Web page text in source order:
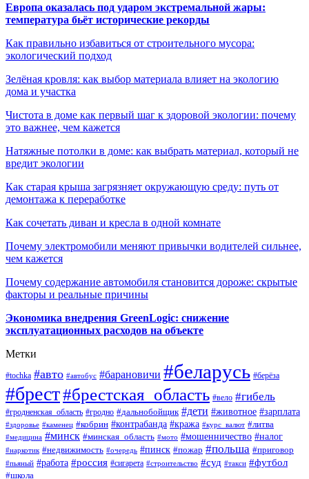
Европа оказалась под ударом экстремальной жары:
температура бьёт исторические рекорды
Как правильно избавиться от строительного мусора:
экологический подход
Зелёная кровля: как выбор материала влияет на экологию
дома и участка
Чистота в доме как первый шаг к здоровой экологии: почему
это важнее, чем кажется
Натяжные потолки в доме: как выбрать материал, который не
вредит экологии
Как старая крыша загрязняет окружающую среду: путь от
демонтажа к переработке
Как сочетать диван и кресла в одной комнате
Почему электромобили меняют привычки водителей сильнее,
чем кажется
Почему содержание автомобиля становится дороже: скрытые
факторы и реальные причины
Экономика внедрения GreenLogic: снижение
эксплуатационных расходов на объекте
Метки
#tochka #авто #автобус #барановичи #беларусь #берёза
#брест#брестская_область #вело #гибель
#гродненская_область #гродно #дальнобойщик #дети #животное #зарплата
#здоровье #каменец #кобрин #контрабанда #кража #курс_валют #литва
#медицина #минск #минская_область #мото #мошенничество #налог
#наркотик #недвижимость #очередь #пинск #пожар #польша #приговор
#пьяный #работа #россия #сигарета #строительство #суд #такси #футбол
#школа